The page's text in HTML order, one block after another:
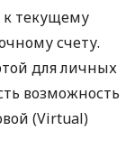
к текущему
счету.
для личных
возможность
(Virtual)